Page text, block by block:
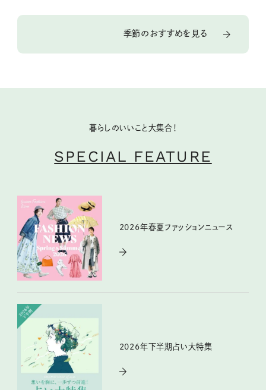
季節のおすすめを見る
暮らしのいいこと大集合！
SPECIAL FEATURE
2026年春夏ファッションニュース
2026年下半期占い大特集